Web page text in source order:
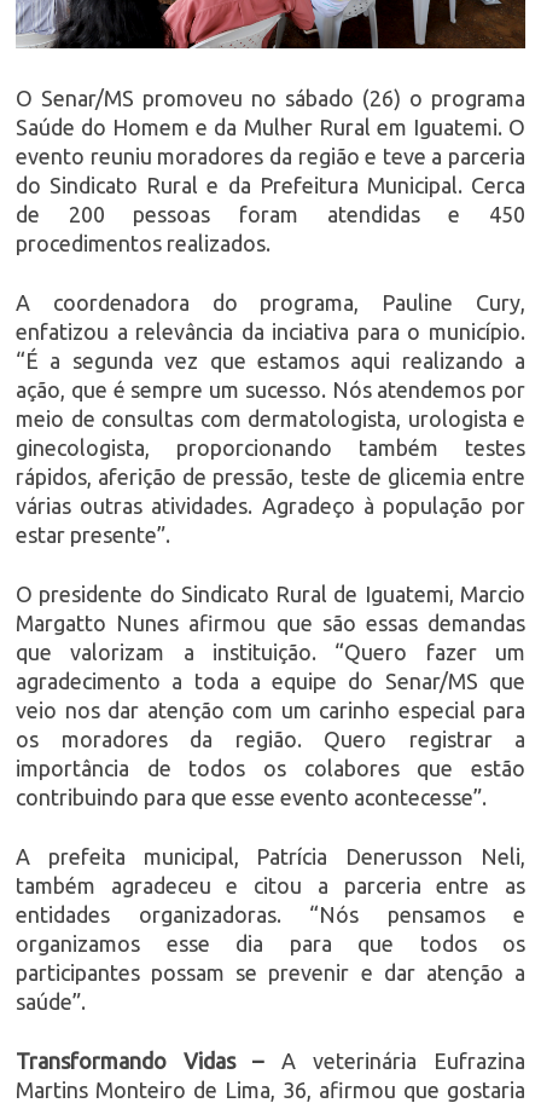
O Senar/MS promoveu no sábado (26) o programa
Saúde do Homem e da Mulher Rural em Iguatemi. O
evento reuniu moradores da região e teve a parceria
do Sindicato Rural e da Prefeitura Municipal. Cerca
de 200 pessoas foram atendidas e 450
procedimentos realizados.
A coordenadora do programa, Pauline Cury,
enfatizou a relevância da inciativa para o município.
“É a segunda vez que estamos aqui realizando a
ação, que é sempre um sucesso. Nós atendemos por
meio de consultas com dermatologista, urologista e
ginecologista, proporcionando também testes
rápidos, aferição de pressão, teste de glicemia entre
várias outras atividades. Agradeço à população por
estar presente”.
O presidente do Sindicato Rural de Iguatemi, Marcio
Margatto Nunes afirmou que são essas demandas
que valorizam a instituição. “Quero fazer um
agradecimento a toda a equipe do Senar/MS que
veio nos dar atenção com um carinho especial para
os moradores da região. Quero registrar a
importância de todos os colabores que estão
contribuindo para que esse evento acontecesse”.
A prefeita municipal, Patrícia Denerusson Neli,
também agradeceu e citou a parceria entre as
entidades organizadoras. “Nós pensamos e
organizamos esse dia para que todos os
participantes possam se prevenir e dar atenção a
saúde”.
Transformando Vidas – A veterinária Eufrazina
Martins Monteiro de Lima, 36, afirmou que gostaria